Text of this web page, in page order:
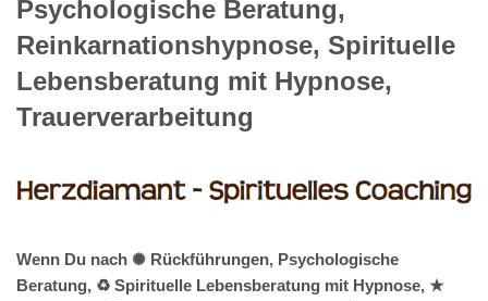
Psychologische Beratung,
Reinkarnationshypnose, Spirituelle
Lebensberatung mit Hypnose,
Trauerverarbeitung
Wenn Du nach ✺ Rückführungen, Psychologische
Beratung, ♻ Spirituelle Lebensberatung mit Hypnose, ★